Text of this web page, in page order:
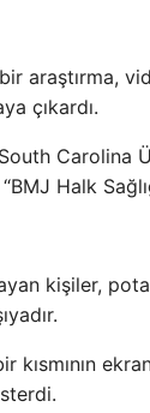
araştırma,
çıkardı.
Carolina
Halk
kişiler,